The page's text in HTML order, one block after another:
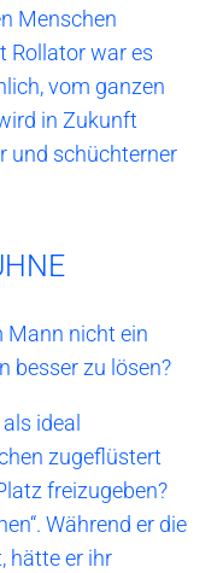
Menschen
Rollator war es
vom ganzen
in Zukunft
und schüchterner
Mann nicht ein
besser zu lösen?
ideal
zugeflüstert
freizugeben?
Während er die
hätte er ihr